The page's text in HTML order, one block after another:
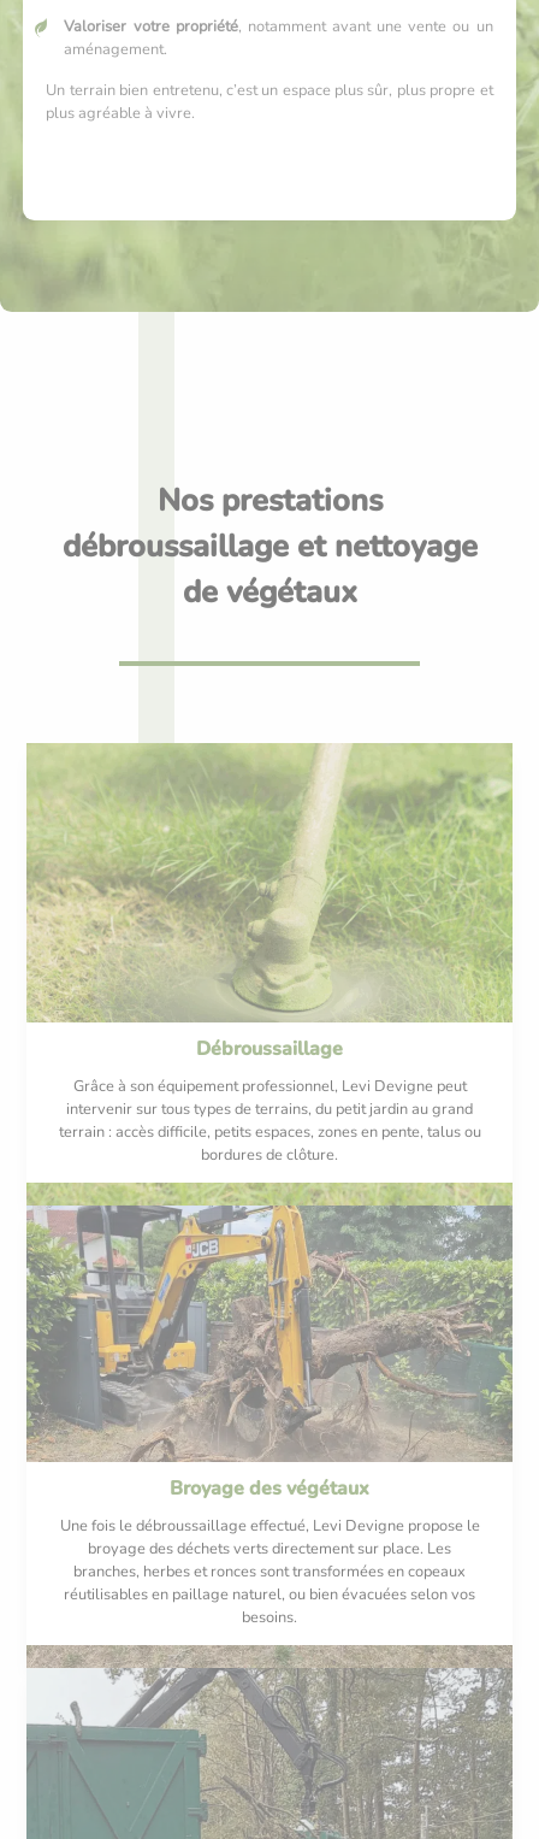
Valoriser votre propriété, notamment avant une vente ou un
aménagement.
Un terrain bien entretenu, c’est un espace plus sûr, plus propre et
plus agréable à vivre.
Nos prestations
débroussaillage et nettoyage
de végétaux
Débroussaillage
Grâce à son équipement professionnel, Levi Devigne peut
intervenir sur tous types de terrains, du petit jardin au grand
terrain : accès difficile, petits espaces, zones en pente, talus ou
bordures de clôture.
Broyage des végétaux
Une fois le débroussaillage effectué, Levi Devigne propose le
broyage des déchets verts directement sur place. Les
branches, herbes et ronces sont transformées en copeaux
réutilisables en paillage naturel, ou bien évacuées selon vos
besoins.